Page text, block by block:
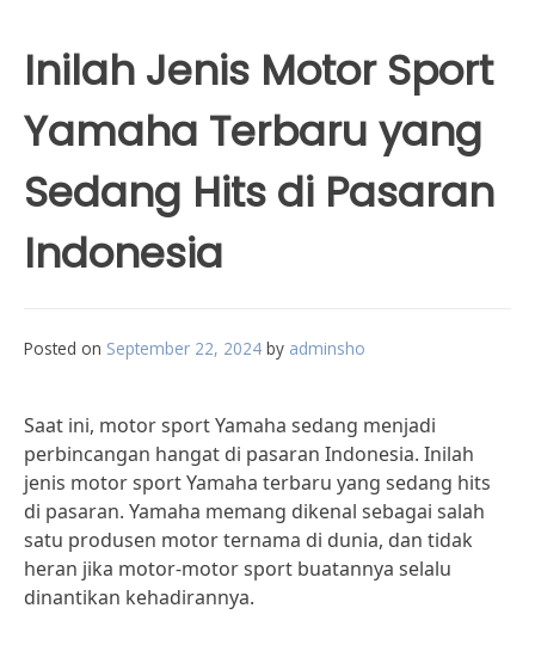
Inilah Jenis Motor Sport
Yamaha Terbaru yang
Sedang Hits di Pasaran
Indonesia
Posted on September 22, 2024 by adminsho
Saat ini, motor sport Yamaha sedang menjadi
perbincangan hangat di pasaran Indonesia. Inilah
jenis motor sport Yamaha terbaru yang sedang hits
di pasaran. Yamaha memang dikenal sebagai salah
satu produsen motor ternama di dunia, dan tidak
heran jika motor-motor sport buatannya selalu
dinantikan kehadirannya.